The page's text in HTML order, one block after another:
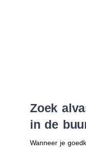
Zoek
in de
Wanneer je